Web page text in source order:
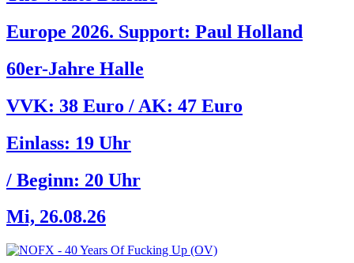
Europe 2026. Support: Paul Holland
60er-Jahre Halle
VVK: 38 Euro / AK: 47 Euro
Einlass: 19 Uhr
/ Beginn: 20 Uhr
Mi, 26.08.26